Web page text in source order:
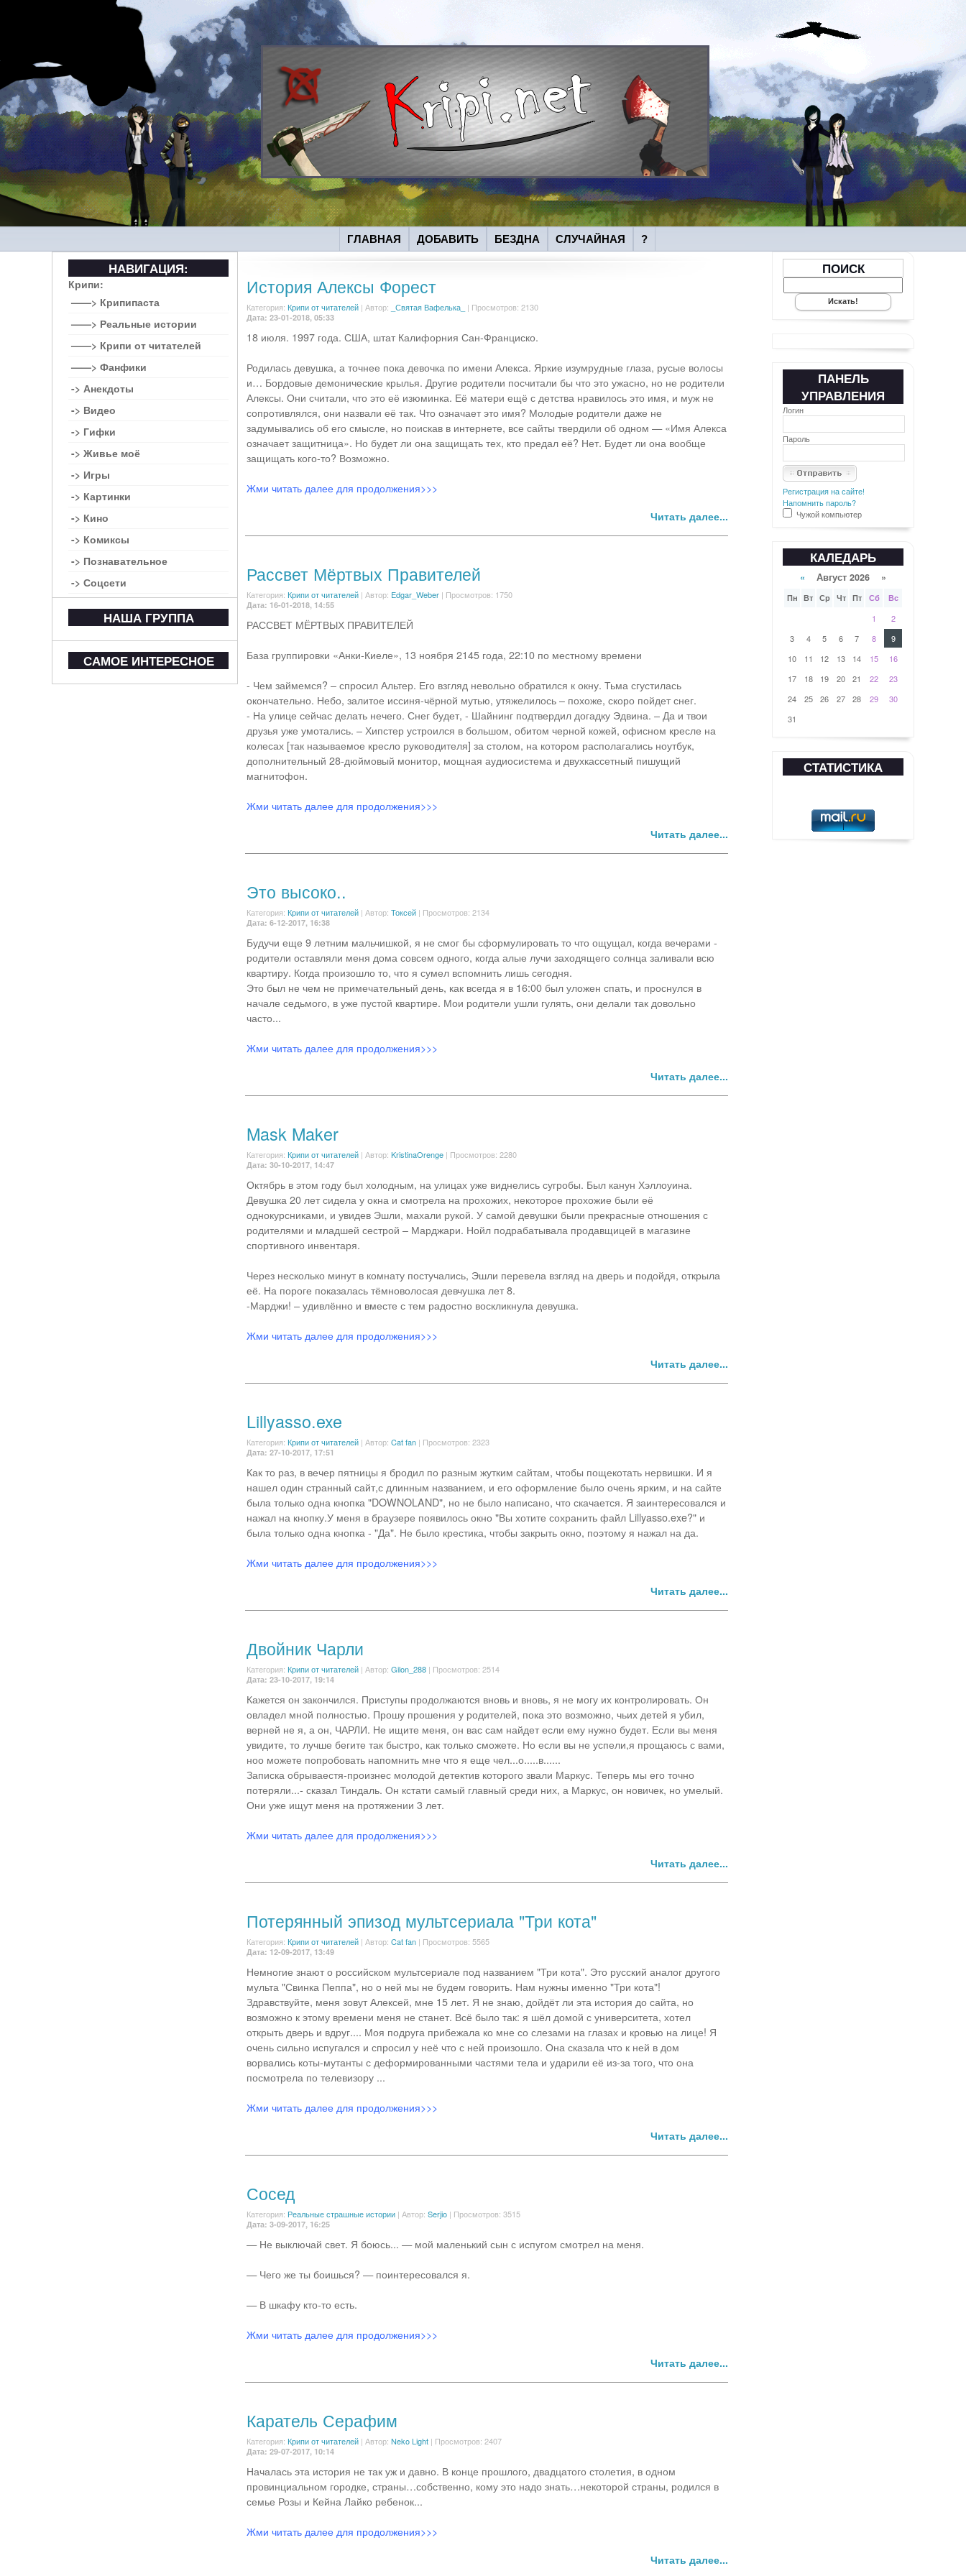
ГЛАВНАЯ ДОБАВИТЬ БЕЗДНА СЛУЧАЙНАЯ ?
История Алексы Форест
Категория: Крипи от читателей| Автор: _Святая Вафелька_ | Просмотров: 2130
Дата: 23-01-2018, 05:33
18 июля. 1997 года. США, штат Калифорния Сан-Франциско.
Родилась девушка, а точнее пока девочка по имени Алекса. Яркие изумрудные глаза, русые волосы
и… Бордовые демонические крылья. Другие родители посчитали бы что это ужасно, но не родители
Алексы. Они считали, что это её изюминка. Её матери ещё с детства нравилось это имя, и муж не
сопротивлялся, они назвали её так. Что означает это имя? Молодые родители даже не
задумывались об его смысле, но поискав в интернете, все сайты твердили об одном — «Имя Алекса
означает защитница». Но будет ли она защищать тех, кто предал её? Нет. Будет ли она вообще
защищать кого-то? Возможно.
Жми читать далее для продолжения>>>
Читать далее...
Рассвет Мёртвых Правителей
Категория: Крипи от читателей| Автор: Edgar_Weber| Просмотров: 1750
Дата: 16-01-2018, 14:55
РАССВЕТ МЁРТВЫХ ПРАВИТЕЛЕЙ
База группировки «Анки-Киеле», 13 ноября 2145 года, 22:10 по местному времени
- Чем займемся? – спросил Альтер. Его взгляд невольно обратился к окну. Тьма сгустилась
окончательно. Небо, залитое иссиня-чёрной мутью, утяжелилось – похоже, скоро пойдет снег.
- На улице сейчас делать нечего. Снег будет, - Шайнинг подтвердил догадку Эдвина. – Да и твои
друзья уже умотались. – Хипстер устроился в большом, обитом черной кожей, офисном кресле на
колесах [так называемое кресло руководителя] за столом, на котором располагались ноутбук,
дополнительный 28-дюймовый монитор, мощная аудиосистема и двухкассетный пишущий
магнитофон.
Жми читать далее для продолжения>>>
Читать далее...
Это высоко..
Категория: Крипи от читателей| Автор: Токсей| Просмотров: 2134
Дата: 6-12-2017, 16:38
Будучи еще 9 летним мальчишкой, я не смог бы сформулировать то что ощущал, когда вечерами -
родители оставляли меня дома совсем одного, когда алые лучи заходящего солнца заливали всю
квартиру. Когда произошло то, что я сумел вспомнить лишь сегодня.
Это был не чем не примечательный день, как всегда я в 16:00 был уложен спать, и проснулся в
начале седьмого, в уже пустой квартире. Мои родители ушли гулять, они делали так довольно
часто...
Жми читать далее для продолжения>>>
Читать далее...
Mask Maker
Категория: Крипи от читателей| Автор: KristinaOrenge| Просмотров: 2280
Дата: 30-10-2017, 14:47
Октябрь в этом году был холодным, на улицах уже виднелись сугробы. Был канун Хэллоуина.
Девушка 20 лет сидела у окна и смотрела на прохожих, некоторое прохожие были её
однокурсниками, и увидев Эшли, махали рукой. У самой девушки были прекрасные отношения с
родителями и младшей сестрой – Марджари. Нойл подрабатывала продавщицей в магазине
спортивного инвентаря.
Через несколько минут в комнату постучались, Эшли перевела взгляд на дверь и подойдя, открыла
её. На пороге показалась тёмноволосая девчушка лет 8.
-Марджи! – удивлённо и вместе с тем радостно воскликнула девушка.
Жми читать далее для продолжения>>>
Читать далее...
Lillyasso.exe
Категория: Крипи от читателей| Автор: Cat fan| Просмотров: 2323
Дата: 27-10-2017, 17:51
Как то раз, в вечер пятницы я бродил по разным жутким сайтам, чтобы пощекотать нервишки. И я
нашел один странный сайт,с длинным названием, и его оформление было очень ярким, и на сайте
была только одна кнопка "DOWNOLAND", но не было написано, что скачается. Я заинтересовался и
нажал на кнопку.У меня в браузере появилось окно "Вы хотите сохранить файл Lillyasso.exe?" и
была только одна кнопка - "Да". Не было крестика, чтобы закрыть окно, поэтому я нажал на да.
Жми читать далее для продолжения>>>
Читать далее...
Двойник Чарли
Категория: Крипи от читателей| Автор: Gilon_288| Просмотров: 2514
Дата: 23-10-2017, 19:14
Кажется он закончился. Приступы продолжаются вновь и вновь, я не могу их контролировать. Он
овладел мной полностью. Прошу прошения у родителей, пока это возможно, чьих детей я убил,
верней не я, а он, ЧАРЛИ. Не ищите меня, он вас сам найдет если ему нужно будет. Если вы меня
увидите, то лучше бегите так быстро, как только сможете. Но если вы не успели,я прощаюсь с вами,
ноо можете попробовать напомнить мне что я еще чел...о.....в......
Записка обрываестя-произнес молодой детектив которого звали Маркус. Теперь мы его точно
потеряли...- сказал Тиндаль. Он кстати самый главный среди них, а Маркус, он новичек, но умелый.
Они уже ищут меня на протяжении 3 лет.
Жми читать далее для продолжения>>>
Читать далее...
Потерянный эпизод мультсериала "Три кота"
Категория: Крипи от читателей| Автор: Cat fan| Просмотров: 5565
Дата: 12-09-2017, 13:49
Немногие знают о российском мультсериале под названием "Три кота". Это русский аналог другого
мульта "Свинка Пеппа", но о ней мы не будем говорить. Нам нужны именно "Три кота"!
Здравствуйте, меня зовут Алексей, мне 15 лет. Я не знаю, дойдёт ли эта история до сайта, но
возможно к этому времени меня не станет. Всё было так: я шёл домой с университета, хотел
открыть дверь и вдруг.... Моя подруга прибежала ко мне со слезами на глазах и кровью на лице! Я
очень сильно испугался и спросил у неё что с ней произошло. Она сказала что к ней в дом
ворвались коты-мутанты с деформированными частями тела и ударили её из-за того, что она
посмотрела по телевизору ...
Жми читать далее для продолжения>>>
Читать далее...
Сосед
Категория: Реальные страшные истории| Автор: Serjio| Просмотров: 3515
Дата: 3-09-2017, 16:25
— Не выключай свет. Я боюсь... — мой маленький сын с испугом смотрел на меня.
— Чего же ты боишься? — поинтересовался я.
— В шкафу кто-то есть.
Жми читать далее для продолжения>>>
Читать далее...
Каратель Серафим
Категория: Крипи от читателей| Автор: Neko Light| Просмотров: 2407
Дата: 29-07-2017, 10:14
Началась эта история не так уж и давно. В конце прошлого, двадцатого столетия, в одном
провинциальном городке, страны…собственно, кому это надо знать…некоторой страны, родился в
семье Розы и Кейна Лайко ребенок...
Жми читать далее для продолжения>>>
Читать далее...
НАВИГАЦИЯ:
Крипи:
——> Крипипаста
——> Реальные истории
——> Крипи от читателей
——> Фанфики
-> Анекдоты
-> Видео
-> Гифки
-> Живье моё
-> Игры
-> Картинки
-> Кино
-> Комиксы
-> Познавательное
-> Соцсети
НАША ГРУППА
САМОЕ ИНТЕРЕСНОЕ
ПОИСК
ПАНЕЛЬ
УПРАВЛЕНИЯ
Логин
Пароль
Регистрация на сайте!
Напомнить пароль?
Чужой компьютер
КАЛЕДАРЬ
« Август 2026 »
Пн Вт Ср Чт Пт Сб Вс
1
2
3
4 5 6 7 8
9
10
11 12 13 14 15
16
17
18 19 20 21 22
23
24
25 26 27 28 29
30
31
СТАТИСТИКА